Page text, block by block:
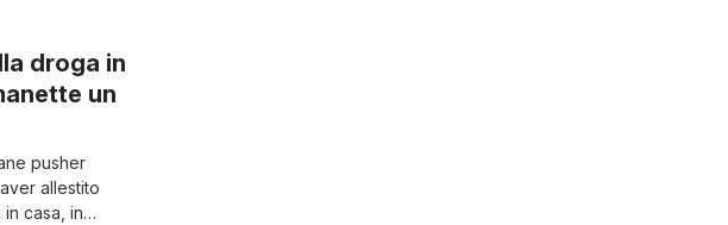
droga in
un
pusher
allestito
casa, in